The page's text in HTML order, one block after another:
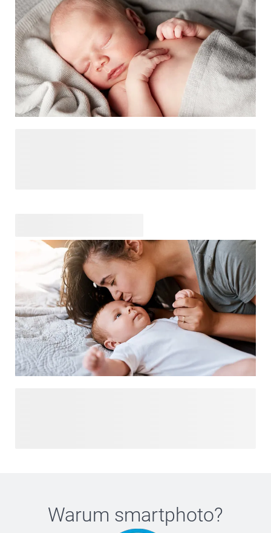
, in der sie Ultraschallbilder, eine Haarlocke und andere
Erinnerungen aufbewahren können. Wir haben die
süssesten Babygeschenke in unserem Baby-Geschenkshop
zusammengestellt. Schauen Sie vorbei und lassen Sie sich
inspirieren!
machen. Ob Sie die Ankunft Ihres Babys vorbereiten oder
mit Ihren Lieben feiern, unsere Kollektion bietet unzählige
Warum smartphoto?